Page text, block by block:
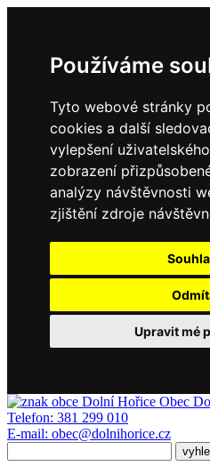
Používáme
Tyto webové stránky
cookies a další
vylepšení
zobrazení
analýzy návštěvnosti
zjištění zdroje
Upravit mé
Obec
Telefon: 381 299 010
E-mail: obec@dolnihorice.cz